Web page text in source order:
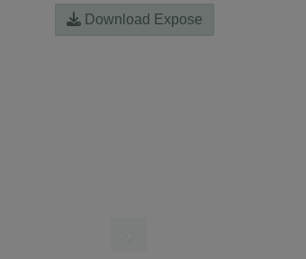
Download Expose